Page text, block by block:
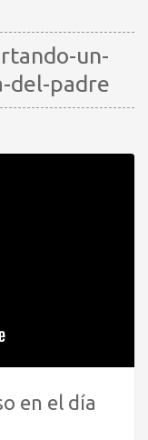
un-
del-padre
en el día